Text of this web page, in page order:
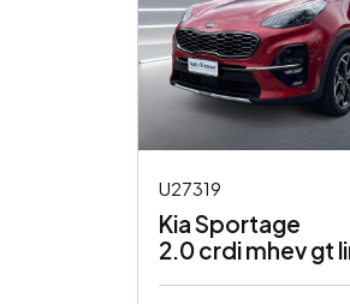
U27319
Kia Sportage
2.0 crdi mhev gt